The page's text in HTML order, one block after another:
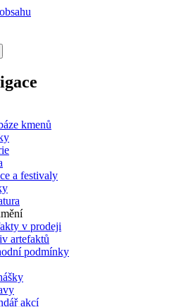
kmenů
a festivaly
v prodeji
artefaktů
podmínky
akcí